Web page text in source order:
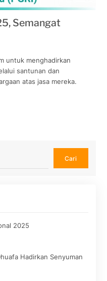
Semangat
untuk menghadirkan
santunan dan
atas jasa mereka.
Cari
2025
Hadirkan Senyuman